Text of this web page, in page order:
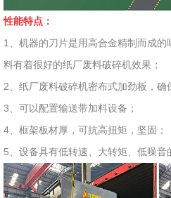
性能特点：
1、机器的刀片是用高合金精制而成
料有着很好的纸厂废料破碎机效果；
2、纸厂废料破碎机密布式加劲板，确
3、可以配置输送带加料设备；
4、框架板材厚，可抗高扭矩，坚固；
5、设备具有低转速、大转矩、低噪音